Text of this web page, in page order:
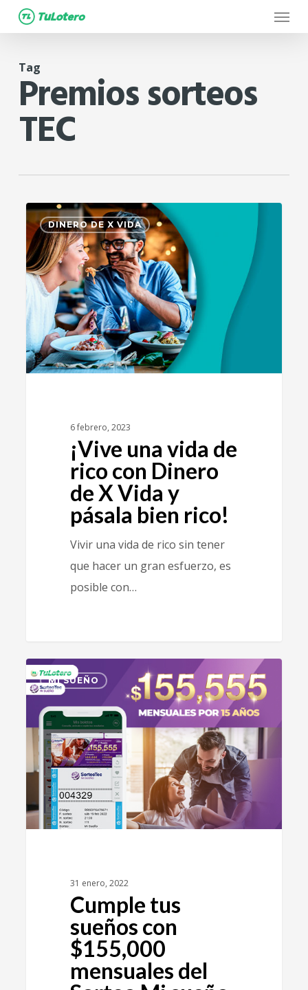
Skip
to
content
Menu
Tag
Premios sorteos
TEC
DINERO DE X VIDA
6 febrero, 2023
¡Vive una vida de
rico con Dinero
de X Vida y
pásala bien rico!
Vivir una vida de rico sin tener
que hacer un gran esfuerzo, es
posible con…
0
MI SUEÑO
31 enero, 2022
Cumple tus
sueños con
$155,000
mensuales del